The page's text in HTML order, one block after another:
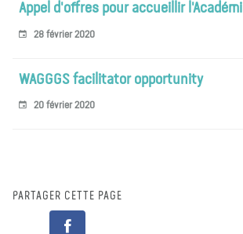
Appel d'offres pour accueillir l'Académi
28 février 2020
WAGGGS facilitator opportunity
20 février 2020
PARTAGER CETTE PAGE